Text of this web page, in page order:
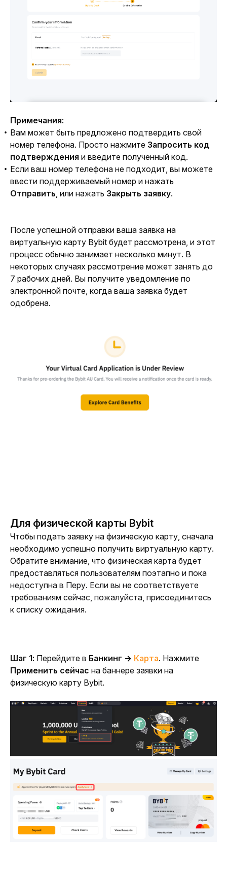
Примечания:
Вам может быть предложено подтвердить свой
номер телефона. Просто нажмите Запросить код
подтверждения и введите полученный код.
Если ваш номер телефона не подходит, вы можете
ввести поддерживаемый номер и нажать
Отправить, или нажать Закрыть заявку.
После успешной отправки ваша заявка на
виртуальную карту Bybit будет рассмотрена, и этот
процесс обычно занимает несколько минут. В
некоторых случаях рассмотрение может занять до
7 рабочих дней. Вы получите уведомление по
электронной почте, когда ваша заявка будет
одобрена.
Для физической карты Bybit
Чтобы подать заявку на физическую карту, сначала
необходимо успешно получить виртуальную карту.
Обратите внимание, что физическая карта будет
предоставляться пользователям поэтапно и пока
недоступна в Перу. Если вы не соответствуете
требованиям сейчас, пожалуйста, присоединитесь
к списку ожидания.
Шаг 1: Перейдите в Банкинг → Карта
Применить сейчас на баннере заявки на
физическую карту Bybit.